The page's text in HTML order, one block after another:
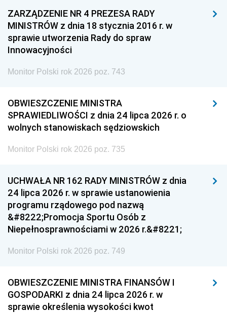
ZARZĄDZENIE NR 4 PREZESA RADY
MINISTRÓW z dnia 18 stycznia 2016 r. w
sprawie utworzenia Rady do spraw
Innowacyjności
Monitor Polski rok 2026 poz. 743
OBWIESZCZENIE MINISTRA
SPRAWIEDLIWOŚCI z dnia 24 lipca 2026 r. o
wolnych stanowiskach sędziowskich
Monitor Polski rok 2026 poz. 735
UCHWAŁA NR 162 RADY MINISTRÓW z dnia
24 lipca 2026 r. w sprawie ustanowienia
programu rządowego pod nazwą
&#8222;Promocja Sportu Osób z
Niepełnosprawnościami w 2026 r.&#8221;
Monitor Polski rok 2026 poz. 749
OBWIESZCZENIE MINISTRA FINANSÓW I
GOSPODARKI z dnia 24 lipca 2026 r. w
sprawie określenia wysokości kwot